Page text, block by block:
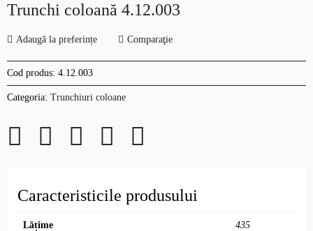
Trunchi coloană 4.12.003
Adaugă la preferințe Comparaţie
Cod produs: 4.12.003
Categoria: Trunchiuri coloane
Caracteristicile produsului
Lățime 435